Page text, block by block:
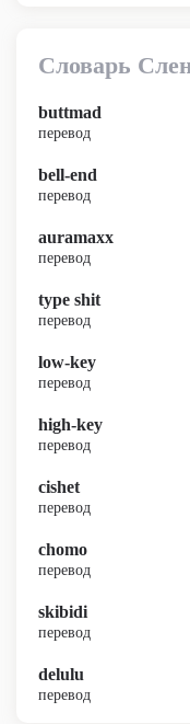
Словарь
buttmad
перевод
bell-end
перевод
auramaxx
перевод
type shit
перевод
low-key
перевод
high-key
перевод
cishet
перевод
chomo
перевод
skibidi
перевод
delulu
перевод